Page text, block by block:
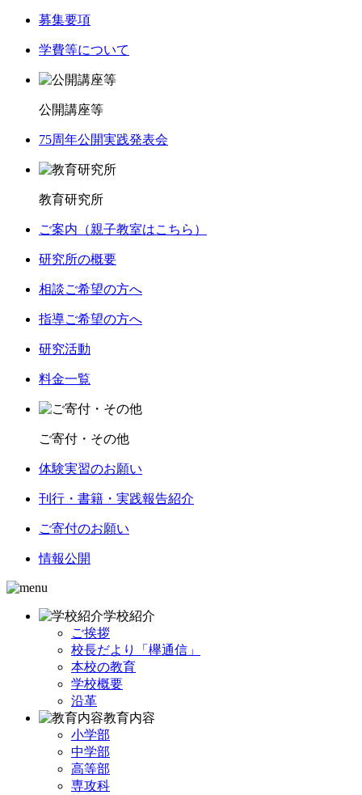
募集要項
学費等について
公開講座等
75周年公開実践発表会
教育研究所
ご案内（親子教室はこちら）
研究所の概要
相談ご希望の方へ
指導ご希望の方へ
研究活動
料金一覧
ご寄付・その他
体験実習のお願い
刊行・書籍・実践報告紹介
ご寄付のお願い
情報公開
学校紹介
ご挨拶
校長だより「欅通信」
本校の教育
学校概要
沿革
教育内容
小学部
中学部
高等部
専攻科